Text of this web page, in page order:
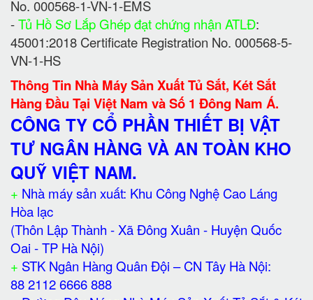
No. 000568-1-VN-1-EMS
-Tủ Hồ Sơ Lắp Ghép đạt chứng nhận ATLĐ:
45001:2018 Certificate Registration No. 000568-5-
VN-1-HS
Thông Tin Nhà Máy Sản Xuất Tủ Sắt, Két Sắt
Hàng Đầu Tại Việt Nam và Số 1 Đông Nam Á.
CÔNG TY CỔ PHẦN THIẾT BỊ VẬT
TƯ NGÂN HÀNG VÀ AN TOÀN KHO
QUỸ VIỆT NAM.
+ Nhà máy sản xuất: Khu Công Nghệ Cao Láng
Hòa lạc
(Thôn Lập Thành - Xã Đông Xuân - Huyện Quốc
Oai - TP Hà Nội)
+ STK Ngân Hàng Quân Đội – CN Tây Hà Nội:
88 2112 6666 888